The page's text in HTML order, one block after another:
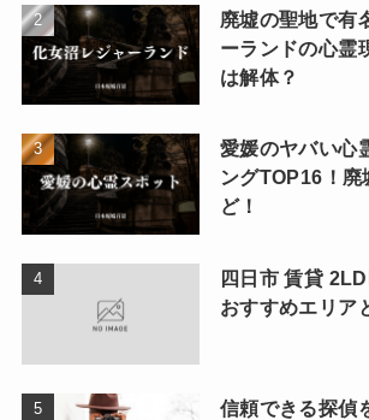
廃墟の聖地で有
ーランドの心霊
は解体？
愛媛のヤバい心
ングTOP16！
ど！
四日市 賃貸
おすすめエリア
信頼できる探偵